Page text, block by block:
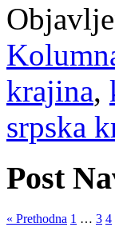
krajina,
srpska
Post
« Prethodna 1 … 3 4